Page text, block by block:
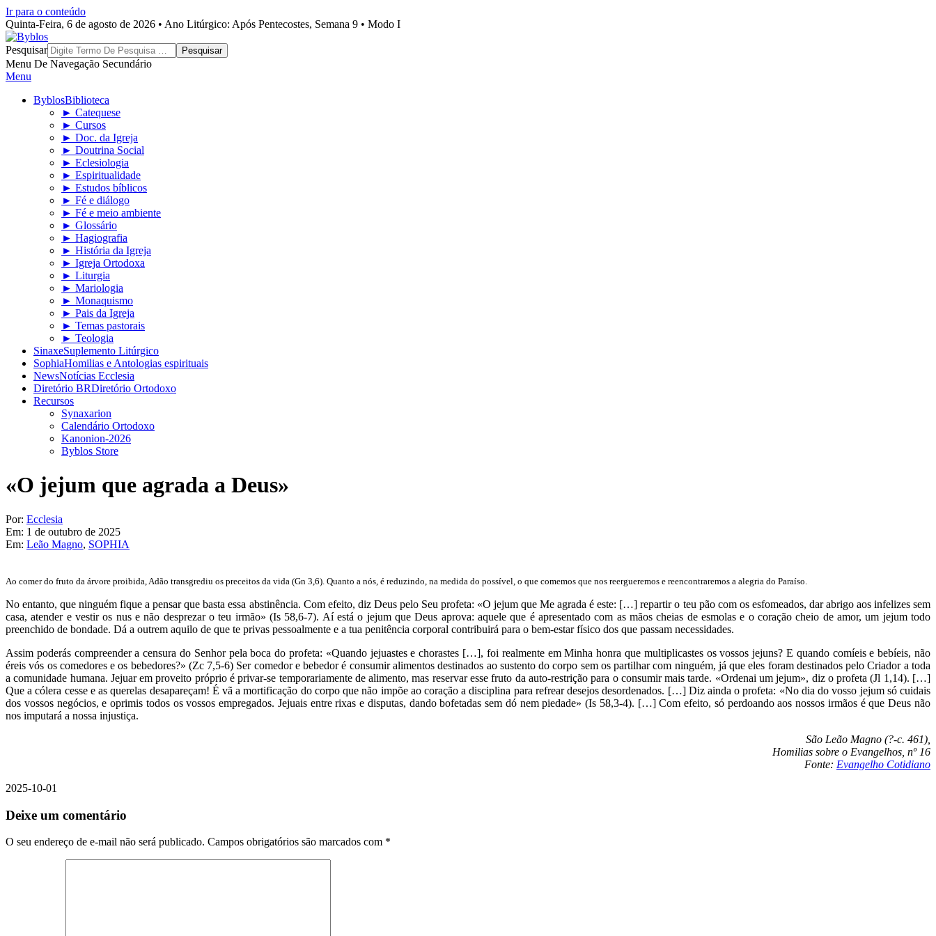
Ir para o conteúdo
Quinta-Feira, 6 de agosto de 2026 • Ano Litúrgico: Após Pentecostes, Semana 9 • Modo I
Byblos
Pesquisar
Menu De Navegação Secundário
Menu
ByblosBiblioteca
► Catequese
► Cursos
► Doc. da Igreja
► Doutrina Social
► Eclesiologia
► Espiritualidade
► Estudos bíblicos
► Fé e diálogo
► Fé e meio ambiente
► Glossário
► Hagiografia
► História da Igreja
► Igreja Ortodoxa
► Liturgia
► Mariologia
► Monaquismo
► Pais da Igreja
► Temas pastorais
► Teologia
SinaxeSuplemento Litúrgico
SophiaHomilias e Antologias espirituais
NewsNotícias Ecclesia
Diretório BRDiretório Ortodoxo
Recursos
Synaxarion
Calendário Ortodoxo
Kanonion-2026
Byblos Store
«O jejum que agrada a Deus»
Por: Ecclesia
Em: 1 de outubro de 2025
Em: Leão Magno, SOPHIA
Ao comer do fruto da árvore proibida, Adão transgrediu os preceitos da vida (Gn 3,6). Quanto a nós, é reduzindo, na medida do possível, o que comemos que nos reergueremos e reencontraremos a alegria do Paraíso.
No entanto, que ninguém fique a pensar que basta essa abstinência. Com efeito, diz Deus pelo Seu profeta: «O jejum que Me agrada é este: […] repartir o teu pão com os esfomeados, dar abrigo aos infelizes sem
casa, atender e vestir os nus e não desprezar o teu irmão» (Is 58,6-7). Aí está o jejum que Deus aprova: aquele que é apresentado com as mãos cheias de esmolas e o coração cheio de amor, um jejum todo
preenchido de bondade. Dá a outrem aquilo de que te privas pessoalmente e a tua penitência corporal contribuirá para o bem-estar físico dos que passam necessidades.
Assim poderás compreender a censura do Senhor pela boca do profeta: «Quando jejuastes e chorastes […], foi realmente em Minha honra que multiplicastes os vossos jejuns? E quando comíeis e bebíeis, não
éreis vós os comedores e os bebedores?» (Zc 7,5-6) Ser comedor e bebedor é consumir alimentos destinados ao sustento do corpo sem os partilhar com ninguém, já que eles foram destinados pelo Criador a toda
a comunidade humana. Jejuar em proveito próprio é privar-se temporariamente de alimento, mas reservar esse fruto da auto-restrição para o consumir mais tarde. «Ordenai um jejum», diz o profeta (Jl 1,14). […]
Que a cólera cesse e as querelas desapareçam! É vã a mortificação do corpo que não impõe ao coração a disciplina para refrear desejos desordenados. […] Diz ainda o profeta: «No dia do vosso jejum só cuidais
dos vossos negócios, e oprimis todos os vossos empregados. Jejuais entre rixas e disputas, dando bofetadas sem dó nem piedade» (Is 58,3-4). […] Com efeito, só perdoando aos nossos irmãos é que Deus não
nos imputará a nossa injustiça.
São Leão Magno (?-c. 461),
Homilias sobre o Evangelhos, nº 16
Fonte: Evangelho Cotidiano
2025-10-01
Deixe um comentário
O seu endereço de e-mail não será publicado. Campos obrigatórios são marcados com *